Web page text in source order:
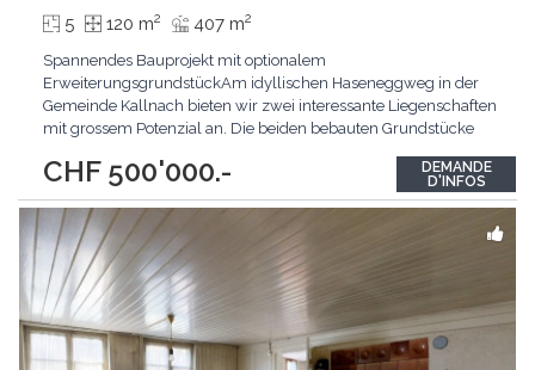
CHF 500'000.-
5 120 m2 407 m2
Spannendes Bauprojekt mit optionalem
ErweiterungsgrundstückAm idyllischen Haseneggweg in der
Gemeinde Kallnach bieten wir zwei interessante Liegenschaften
mit grossem Potenzial an. Die beiden bebauten Grundstücke
Besonnung und erschlossener Infrastruktur. Grundstück
Haseneggweg 1 (Parzelle 475):Das Grundstück ist aktuell mit
einem älteren
DEMANDE
D'INFOS